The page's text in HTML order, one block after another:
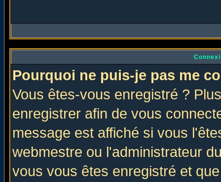
Pourquoi ne puis-je pas me
Vous êtes-vous enregistré ?
enregistrer afin de vous
message est affiché si vous
webmestre ou l'administrateur
vous vous êtes enregistré et